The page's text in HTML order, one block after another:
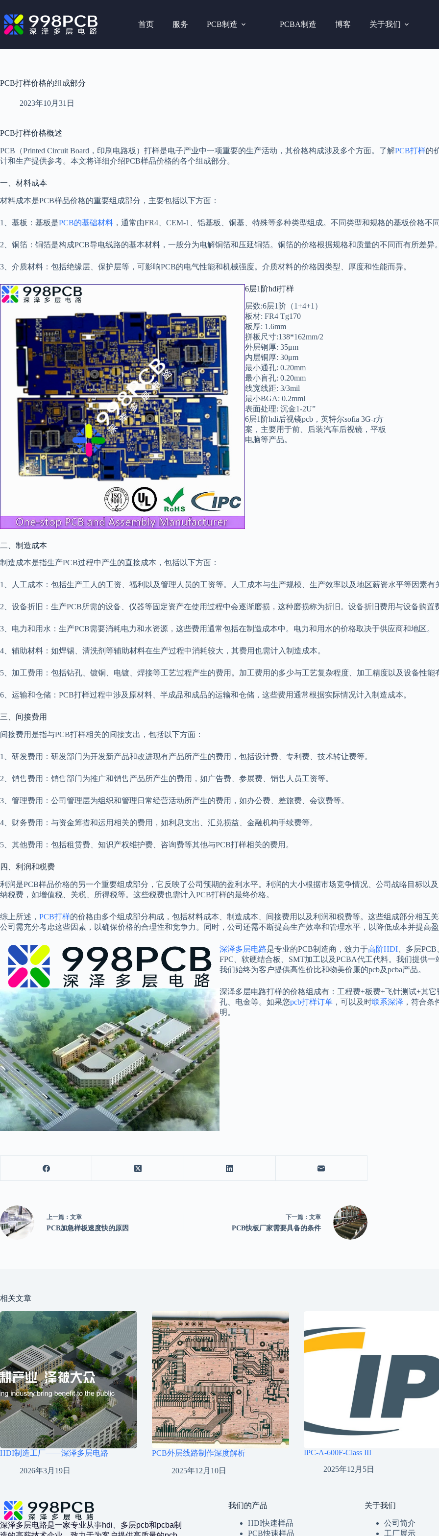
至
内
容
首页 服务 PCB制造 PCBA制造 博客 关于我们
PCB打样价格的组成部分
2023年10月31日
PCB打样价格概述
PCB（Printed Circuit Board，印刷电路板）打样是电子产业中一项重要的生产活动，其价格构成涉及多个方面。了解PCB打样的
计和生产提供参考。本文将详细介绍PCB样品价格的各个组成部分。
一、材料成本
材料成本是PCB样品价格的重要组成部分，主要包括以下方面：
1、基板：基板是PCB的基础材料 ，通常由FR4、CEM-1、铝基板、铜基、特殊等多种类型组成。不同类型和规格的基板价格
2、铜箔：铜箔是构成PCB导电线路的基本材料，一般分为电解铜箔和压延铜箔。铜箔的价格根据规格和质量的不同而有所差异
3、介质材料：包括绝缘层、保护层等，可影响PCB的电气性能和机械强度。介质材料的价格因类型、厚度和性能而异。
6层1阶hdi打样
层数:6层1阶（1+4+1）
板材: FR4 Tg170
板厚: 1.6mm
拼板尺寸:138*162mm/2
外层铜厚: 35μm
内层铜厚: 30μm
最小通孔: 0.20mm
最小盲孔: 0.20mm
线宽线距: 3/3mil
最小BGA: 0.2mml
表面处理: 沉金1-2U”
6层1阶hdi后视镜pcb，英特尔sofia 3G-r方
案，主要用于前、后装汽车后视镜，平板
电脑等产品。
二、制造成本
制造成本是指生产PCB过程中产生的直接成本，包括以下方面：
1、人工成本：包括生产工人的工资、福利以及管理人员的工资等。人工成本与生产规模、生产效率以及地区薪资水平等因素有
2、设备折旧：生产PCB所需的设备、仪器等固定资产在使用过程中会逐渐磨损，这种磨损称为折旧。设备折旧费用与设备购
3、电力和用水：生产PCB需要消耗电力和水资源，这些费用通常包括在制造成本中。电力和用水的价格取决于供应商和地区。
4、辅助材料：如焊锡、清洗剂等辅助材料在生产过程中消耗较大，其费用也需计入制造成本。
5、加工费用：包括钻孔、镀铜、电镀、焊接等工艺过程产生的费用。加工费用的多少与工艺复杂程度、加工精度以及设备性能
6、运输和仓储：PCB打样过程中涉及原材料、半成品和成品的运输和仓储，这些费用通常根据实际情况计入制造成本。
三、间接费用
间接费用是指与PCB打样相关的间接支出，包括以下方面：
1、研发费用：研发部门为开发新产品和改进现有产品所产生的费用，包括设计费、专利费、技术转让费等。
2、销售费用：销售部门为推广和销售产品所产生的费用，如广告费、参展费、销售人员工资等。
3、管理费用：公司管理层为组织和管理日常经营活动所产生的费用，如办公费、差旅费、会议费等。
4、财务费用：与资金筹措和运用相关的费用，如利息支出、汇兑损益、金融机构手续费等。
5、其他费用：包括租赁费、知识产权维护费、咨询费等其他与PCB打样相关的费用。
四、利润和税费
利润是PCB样品价格的另一个重要组成部分，它反映了公司预期的盈利水平。利润的大小根据市场竞争情况、公司战略目标以
纳税费，如增值税、关税、所得税等。这些税费也需计入PCB打样的最终价格。
综上所述， PCB打样的价格由多个组成部分构成，包括材料成本、制造成本、间接费用以及利润和税费等。这些组成部分相互
公司需充分考虑这些因素，以确保价格的合理性和竞争力。同时，公司还需不断提高生产效率和管理水平，以降低成本并提高
深泽多层电路是专业的PCB制造商，致力于高阶HDI、多层PCB
FPC、软硬结合板、SMT加工以及PCBA代工代料。我们提供
我们始终为客户提供高性价比和物美价廉的pcb及pcba产品。
深泽多层电路打样的价格组成有：工程费+板费+飞针测试+其
孔、电金等。如果您pcb打样订单，可以及时联系深泽 ，符合条
明。
上一篇： 文章
PCB加急样板速度快的原因
下一篇： 文章
PCB快板厂家需要具备的条件
相关文章
HDI制造工厂——深泽多层电路
2026年3月19日
PCB外层线路制作深度解析
2025年12月10日
IPC-A-600F-Class III
2025年12月5日
深泽多层电路是一家专业从事hdi、多层pcb和pcba制
我们的产品
HDI快速样品
PCB快速样品
关于我们
公司简介
工厂展示